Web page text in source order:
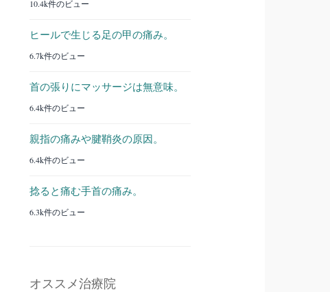
10.4k件のビュー
ヒールで生じる足の甲の痛み。
6.7k件のビュー
首の張りにマッサージは無意味。
6.4k件のビュー
親指の痛みや腱鞘炎の原因。
6.4k件のビュー
捻ると痛む手首の痛み。
6.3k件のビュー
オススメ治療院